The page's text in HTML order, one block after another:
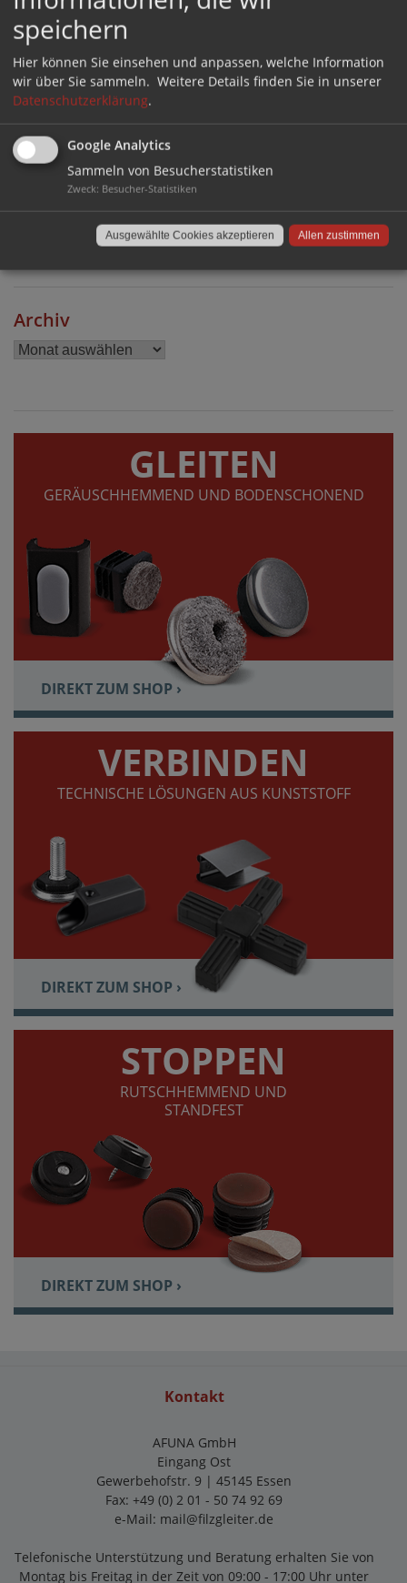
Kategorien
Allgemein (15)
Alltagstipps(34)
FAQs
(52)
Geschäftskunden(19)
Produkte(120)
Rund um den Boden(84)
Archiv
Archiv
GLEITEN
GERÄUSCHHEMMEND UND BODENSCHONEND
DIREKT ZUM SHOP ›
VERBINDEN
TECHNISCHE LÖSUNGEN AUS KUNSTSTOFF
DIREKT ZUM SHOP ›
STOPPEN
RUTSCHHEMMEND UND
STANDFEST
DIREKT ZUM SHOP ›
Kontakt
AFUNA GmbH
Eingang Ost
Gewerbehofstr. 9 | 45145 Essen
Fax: +49 (0) 2 01 - 50 74 92 69
e-Mail: mail@filzgleiter.de
Telefonische Unterstützung und Beratung erhalten Sie von
Montag bis Freitag in der Zeit von 09:00 - 17:00 Uhr unter
speichern
Hier können Sie einsehen und anpassen, welche Information
wir über Sie sammeln. Weitere Details finden Sie in unserer
Datenschutzerklärung.
Google Analytics
Sammeln von Besucherstatistiken
Zweck: Besucher-Statistiken
Allen zustimmen
Ausgewählte Cookies akzeptieren